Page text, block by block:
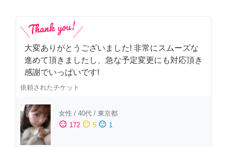
大変ありがとうございました! 非常にスムーズな
進めて頂きましたし、急な予定変更にも対応頂き
感謝でいっぱいです!
依頼されたチケット
女性 / 40代 / 東京都
sentiment_satisfied 172 sentiment_neutral 5 sentiment_dissatisfied 1